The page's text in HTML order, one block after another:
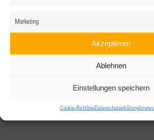
Marketing
Akzeptieren
Ablehnen
Einstellungen speichern
Cookie-RichtlinieDatenschutzerklärung